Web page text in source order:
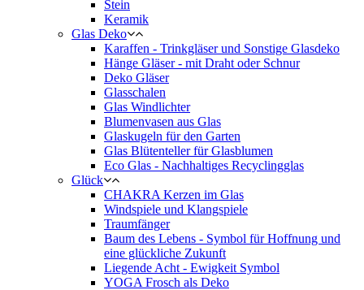
Stein
Keramik
Glas Deko
Karaffen - Trinkgläser und Sonstige Glasdeko
Hänge Gläser - mit Draht oder Schnur
Deko Gläser
Glasschalen
Glas Windlichter
Blumenvasen aus Glas
Glaskugeln für den Garten
Glas Blütenteller für Glasblumen
Eco Glas - Nachhaltiges Recyclingglas
Glück
CHAKRA Kerzen im Glas
Windspiele und Klangspiele
Traumfänger
Baum des Lebens - Symbol für Hoffnung und
eine glückliche Zukunft
Liegende Acht - Ewigkeit Symbol
YOGA Frosch als Deko